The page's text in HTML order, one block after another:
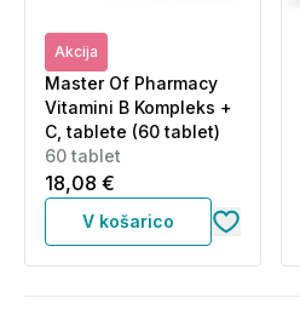
Akcija
Master Of Pharmacy
Vitamini B Kompleks +
C, tablete (60 tablet)
60 tablet
18,08 €
V košarico